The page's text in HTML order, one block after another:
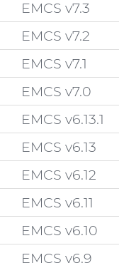
EMCS v7.3
EMCS v7.2
EMCS v7.1
EMCS v7.0
EMCS v6.13.1
EMCS v6.13
EMCS v6.12
EMCS v6.11
EMCS v6.10
EMCS v6.9